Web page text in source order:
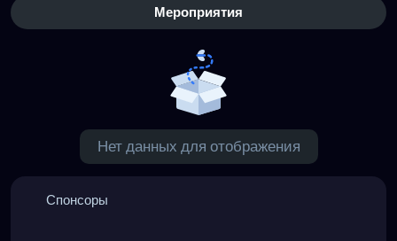
Мероприятия
Нет данных для отображения
Спонсоры